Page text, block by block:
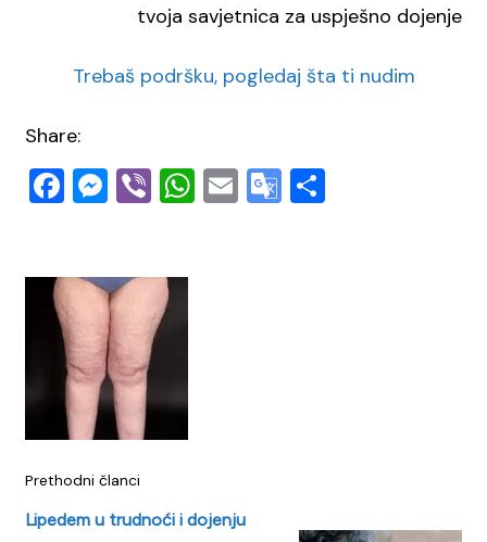
tvoja savjetnica za uspješno dojenje
Trebaš podršku, pogledaj šta ti nudim
Share:
Facebook
Messenger
ViberWhatsApp
EmailGoogle
Navigacija
objava
Prethodni članci
Lipedem u trudnoći i dojenju